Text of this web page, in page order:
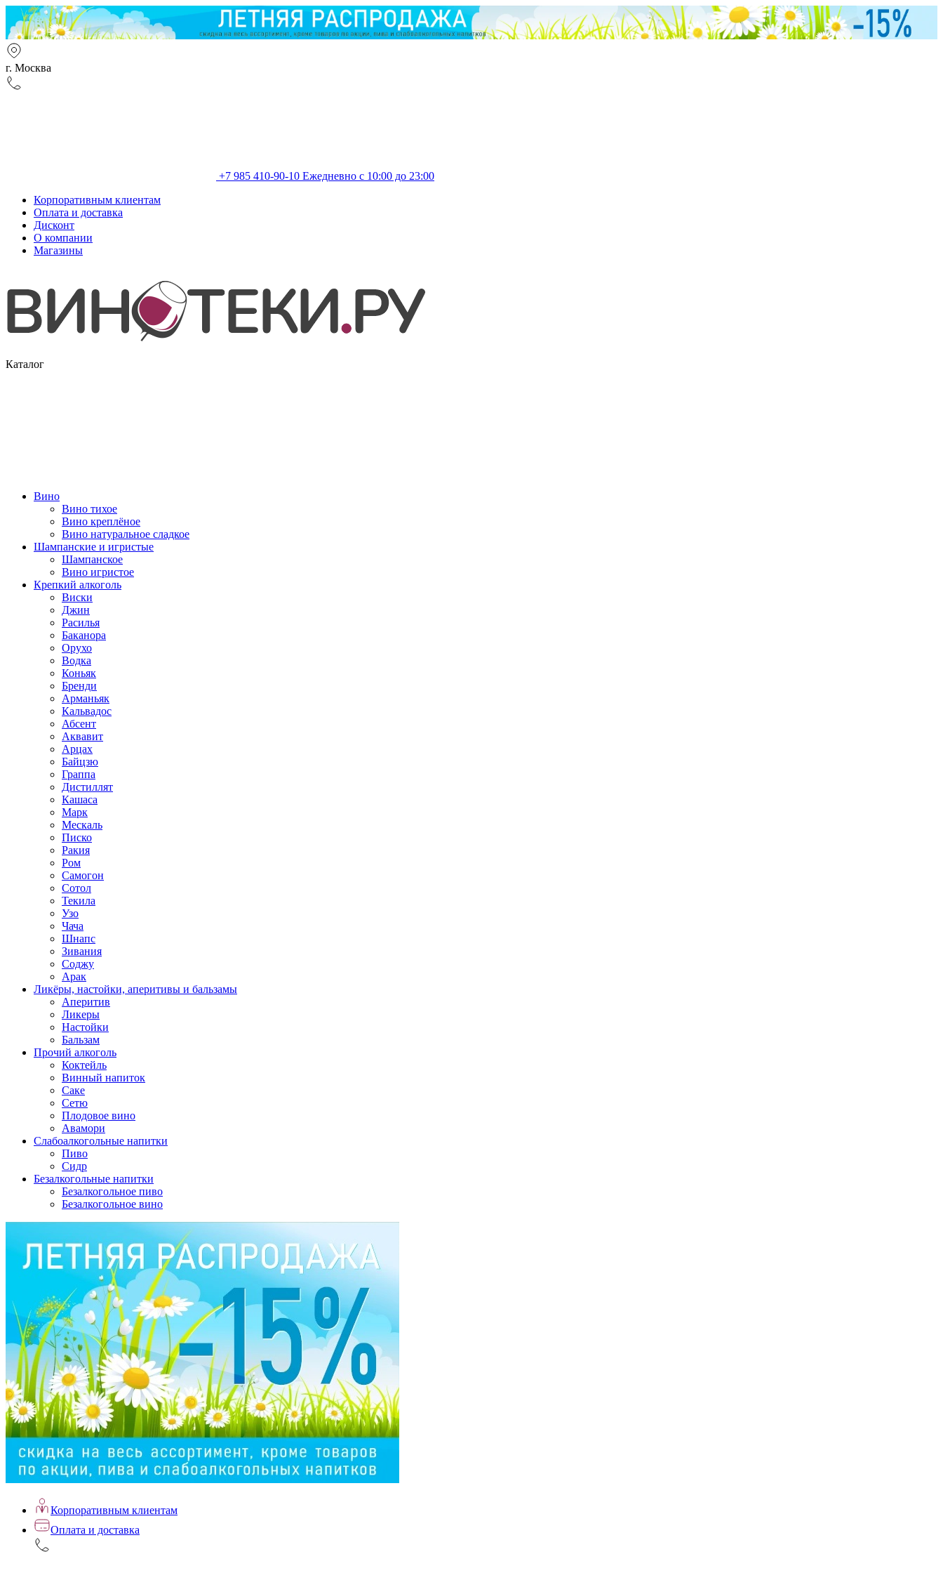
г. Москва
+7 985 410-90-10 Ежедневно с 10:00 до 23:00
Корпоративным клиентам
Оплата и доставка
Дисконт
О компании
Магазины
Каталог
Вино
Вино тихое
Вино креплёное
Вино натуральное сладкое
Шампанские и игристые
Шампанское
Вино игристое
Крепкий алкоголь
Виски
Джин
Расилья
Баканора
Орухо
Водка
Коньяк
Бренди
Арманьяк
Кальвадос
Абсент
Аквавит
Арцах
Байцзю
Граппа
Дистиллят
Кашаса
Марк
Мескаль
Писко
Ракия
Ром
Самогон
Сотол
Текила
Узо
Чача
Шнапс
Зивания
Соджу
Арак
Ликёры, настойки, аперитивы и бальзамы
Аперитив
Ликеры
Настойки
Бальзам
Прочий алкоголь
Коктейль
Винный напиток
Саке
Сетю
Плодовое вино
Авамори
Слабоалкогольные напитки
Пиво
Сидр
Безалкогольные напитки
Безалкогольное пиво
Безалкогольное вино
Корпоративным клиентам
Оплата и доставка